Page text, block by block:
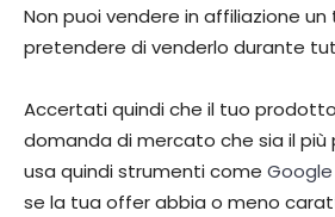
Non puoi vendere in affiliazione
pretendere di venderlo durante
Accertati quindi che il tuo
domanda di mercato che sia il più
usa quindi strumenti come
se la tua offer abbia o meno